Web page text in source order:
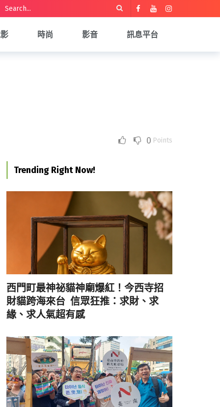
時尚 影音 訊息平台
0 Points
Trending Right Now!
西門町最神祕貓神廟爆紅！今西寺招
財貓跨海來台 信眾狂推：求財、求
緣、求人氣超有感